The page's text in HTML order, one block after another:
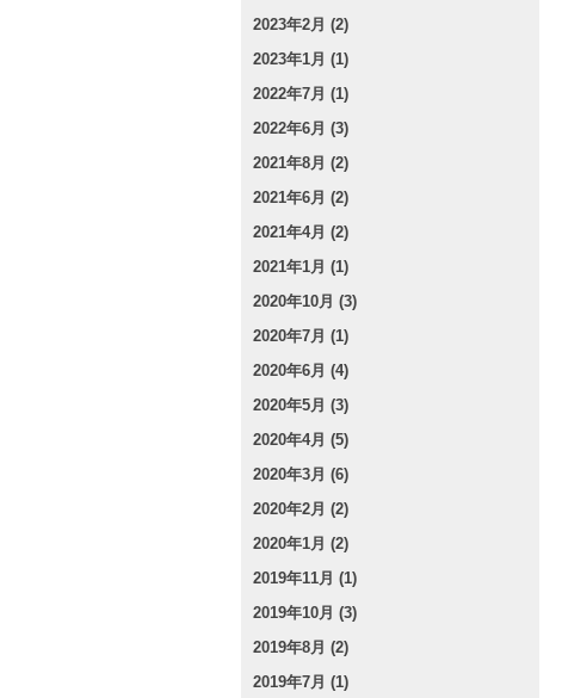
2023年2月 (2)
2023年1月 (1)
2022年7月 (1)
2022年6月 (3)
2021年8月 (2)
2021年6月 (2)
2021年4月 (2)
2021年1月 (1)
2020年10月 (3)
2020年7月 (1)
2020年6月 (4)
2020年5月 (3)
2020年4月 (5)
2020年3月 (6)
2020年2月 (2)
2020年1月 (2)
2019年11月 (1)
2019年10月 (3)
2019年8月 (2)
2019年7月 (1)